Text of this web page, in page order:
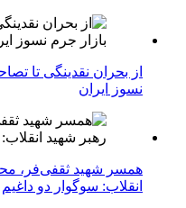
نسوز ایران
همسر شهید ثقفی‌فر،
انقلاب: سوگوار دو داغیم